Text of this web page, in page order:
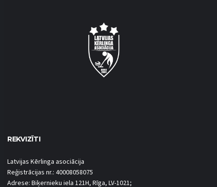
REKVIZĪTI
Latvijas Kērlinga asociācija
Reģistrācijas nr.: 40008058075
Adrese: Biķernieku iela 121H, Rīga, LV-1021;